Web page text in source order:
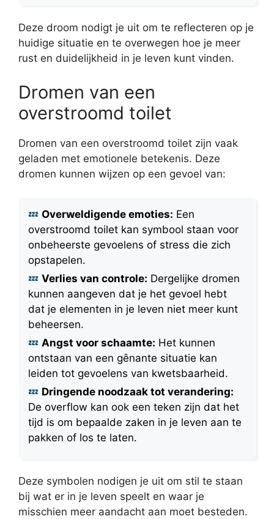
Deze droom nodigt je uit om te reflecteren op je
huidige situatie en te overwegen hoe je meer
rust en duidelijkheid in je leven kunt vinden.
Dromen van een
overstroomd toilet
Dromen van een overstroomd toilet zijn vaak
geladen met emotionele betekenis. Deze
dromen kunnen wijzen op een gevoel van:
Overweldigende emoties: Een
overstroomd toilet kan symbool staan voor
onbeheerste gevoelens of stress die zich
opstapelen.
Verlies van controle: Dergelijke dromen
kunnen aangeven dat je het gevoel hebt
dat je elementen in je leven niet meer kunt
beheersen.
Angst voor schaamte: Het kunnen
ontstaan van een gênante situatie kan
leiden tot gevoelens van kwetsbaarheid.
Dringende noodzaak tot verandering:
De overflow kan ook een teken zijn dat het
tijd is om bepaalde zaken in je leven aan te
pakken of los te laten.
Deze symbolen nodigen je uit om stil te staan
bij wat er in je leven speelt en waar je
misschien meer aandacht aan moet besteden.